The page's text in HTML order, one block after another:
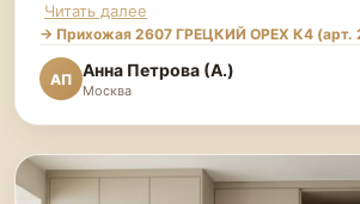
Читать далее
→ Прихожая 2607 ГРЕЦКИЙ ОРЕХ К4 (арт.
АП Анна Петрова (А.)
Москва